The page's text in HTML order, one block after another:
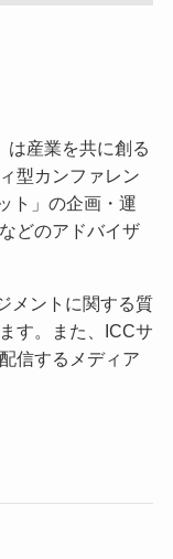
は産業を共に創る
型カンファレン
ト」の企画・運
どのアドバイザ
メントに関する質
す。また、ICCサ
信するメディア